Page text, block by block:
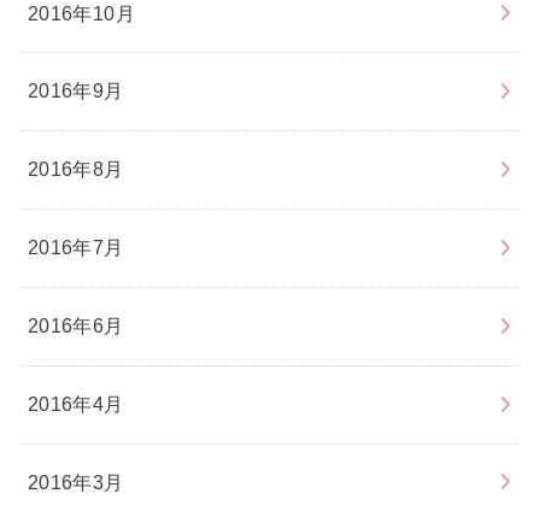
2016年10月
2016年9月
2016年8月
2016年7月
2016年6月
2016年4月
2016年3月